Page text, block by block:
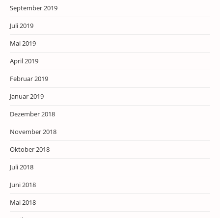
September 2019
Juli 2019
Mai 2019
April 2019
Februar 2019
Januar 2019
Dezember 2018
November 2018
Oktober 2018
Juli 2018
Juni 2018
Mai 2018